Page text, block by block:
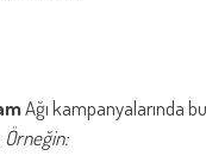
Ağı kampanyalarında
Örneğin: